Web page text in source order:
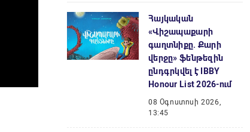
Հայկական
«Վիշապաքարի
գաղտնիքը. Քարի
վերջը» ֆենթեզին
ընդգրկվել է IBBY
Honour List 2026-ում
08 Օգոստոսի 2026,
13:45